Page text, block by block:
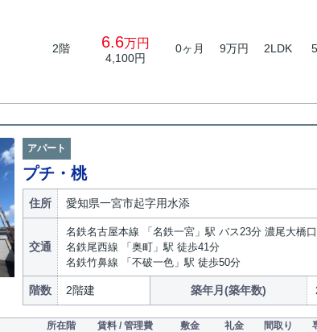
2階 6.6万円
4,100円
0ヶ月 9万円 2LDK
アパート
プチ・桃
住所 愛知県一宮市起字用水添
交通
名鉄名古屋本線 「名鉄一宮」駅 バス23分 濃尾大橋
名鉄尾西線 「奥町」駅 徒歩41分
名鉄竹鼻線 「不破一色」駅 徒歩50分
階数 2階建 築年月(築年数)
所在階 賃料 / 管理費 敷金 礼金 間取り